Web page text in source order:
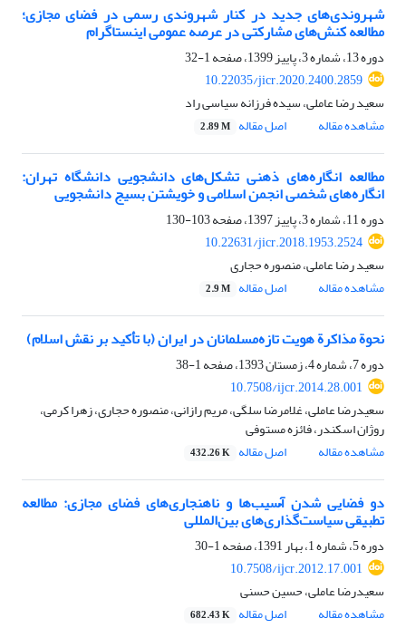
شهروندی‌های جدید در کنار شهروندی رسمی در فضای مجازی؛
مطالعه کنش‌های مشارکتی در عرصه عمومی اینستاگرام
دوره 13، شماره 3، پاییز 1399، صفحه
1-32
10.22035/jicr.2020.2400.2859
سعید رضا عاملی، سیده فرزانه سیاسی راد
مشاهده مقاله
اصل مقاله 2.89 M
مطالعه انگاره‌های ذهنی تشکل‌های دانشجویی دانشگاه تهران:
انگاره‌های شخصی انجمن اسلامی و خویشتن بسیج دانشجویی
دوره 11، شماره 3، پاییز 1397، صفحه
103-130
10.22631/jicr.2018.1953.2524
سعید رضا عاملی، منصوره حجاری
مشاهده مقاله
اصل مقاله 2.9 M
نحوة مذاکرة هویت تازه‌مسلمانان در ایران (با تأکید بر نقش اسلام)
دوره 7، شماره 4، زمستان 1393، صفحه
1-38
10.7508/ijcr.2014.28.001
سعیدرضا عاملی، غلامرضا سلگی، مریم رازانی، منصوره حجاری، زهرا کرمی،
روژان اسکندر، فائزه مستوفی
مشاهده مقاله
اصل مقاله 432.26 K
دو فضایی شدن آُسیب‌ها و ناهنجاری‌های فضای مجازی: مطالعه
تطبیقی سیاست‌گذاری‌های بین‌المللی
دوره 5، شماره 1، بهار 1391، صفحه
1-30
10.7508/ijcr.2012.17.001
سعیدرضا عاملی، حسین حسنی
مشاهده مقاله
اصل مقاله 682.43 K